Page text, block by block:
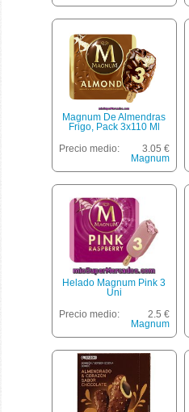
Magnum De Almendras
Frigo, Pack 3x110 Ml
Precio medio:
3.05 €
Magnum
Helado Magnum Pink 3
Uni
Precio medio:
2.5 €
Magnum